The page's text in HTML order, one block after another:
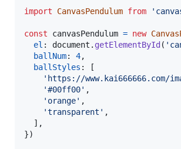
import CanvasPendulum from
const canvasPendulum = new
el : document . getElementById (
ballNum: 4,
ballStyles :
[
'https://www.kai666666.com/
'#00ff00' ,
'orange' ,
'transparent' ,
] ,
})